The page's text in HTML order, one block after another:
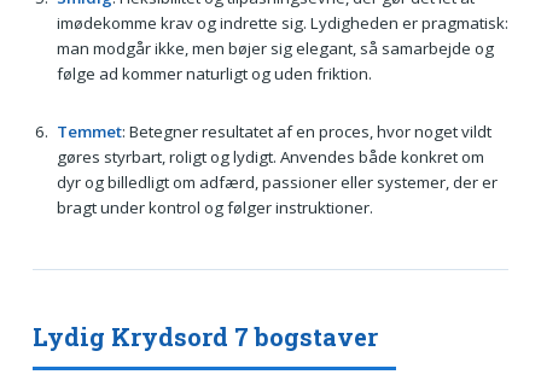
imødekomme krav og indrette sig. Lydigheden er pragmatisk:
man modgår ikke, men bøjer sig elegant, så samarbejde og
følge ad kommer naturligt og uden friktion.
Temmet: Betegner resultatet af en proces, hvor noget vildt
gøres styrbart, roligt og lydigt. Anvendes både konkret om
dyr og billedligt om adfærd, passioner eller systemer, der er
bragt under kontrol og følger instruktioner.
Lydig Krydsord 7 bogstaver